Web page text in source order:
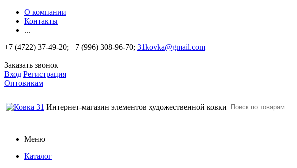
О компании
Контакты
...
+7 (4722) 37-49-20; +7 (996) 308-96-70; 31kovka@gmail.com
Заказать звонок
Вход Регистрация
Оптовикам
Интернет-магазин элементов художественной ковки
Меню
Каталог